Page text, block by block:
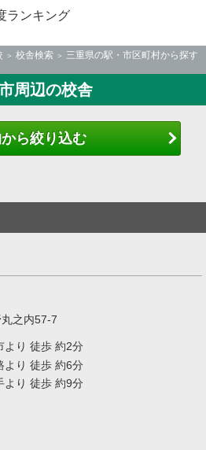
ランキング
校舎検索
三重県の駅・市区町村から探す
周辺の校舎
から絞り込む
之内57-7
より 徒歩 約2分
より 徒歩 約6分
より 徒歩 約9分